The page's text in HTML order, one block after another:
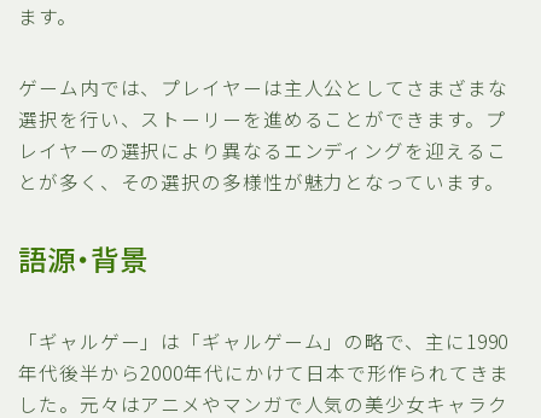
ます。
ゲーム内では、プレイヤーは主人公としてさまざまな
選択を行い、ストーリーを進めることができます。プ
レイヤーの選択により異なるエンディングを迎えるこ
とが多く、その選択の多様性が魅力となっています。
語源・背景
「ギャルゲー」は「ギャルゲーム」の略で、主に1990
年代後半から2000年代にかけて日本で形作られてきま
した。元々はアニメやマンガで人気の美少女キャラク